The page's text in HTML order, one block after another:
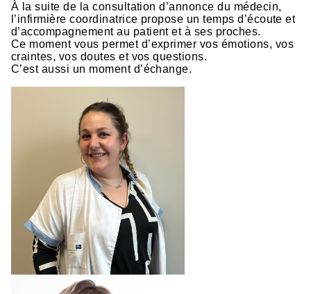
À la suite de la consultation d’annonce du médecin,
l’infirmière coordinatrice propose un temps d’écoute et
d’accompagnement au patient et à ses proches.
Ce moment vous permet d’exprimer vos émotions, vos
craintes, vos doutes et vos questions.
C’est aussi un moment d’échange.